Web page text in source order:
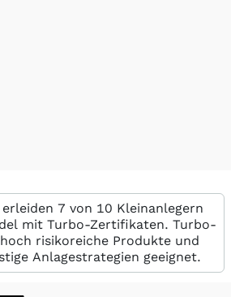
7 von 10 Kleinanlegern
mit Turbo-Zertifikaten. Turbo-
risikoreiche Produkte und
Anlagestrategien geeignet.